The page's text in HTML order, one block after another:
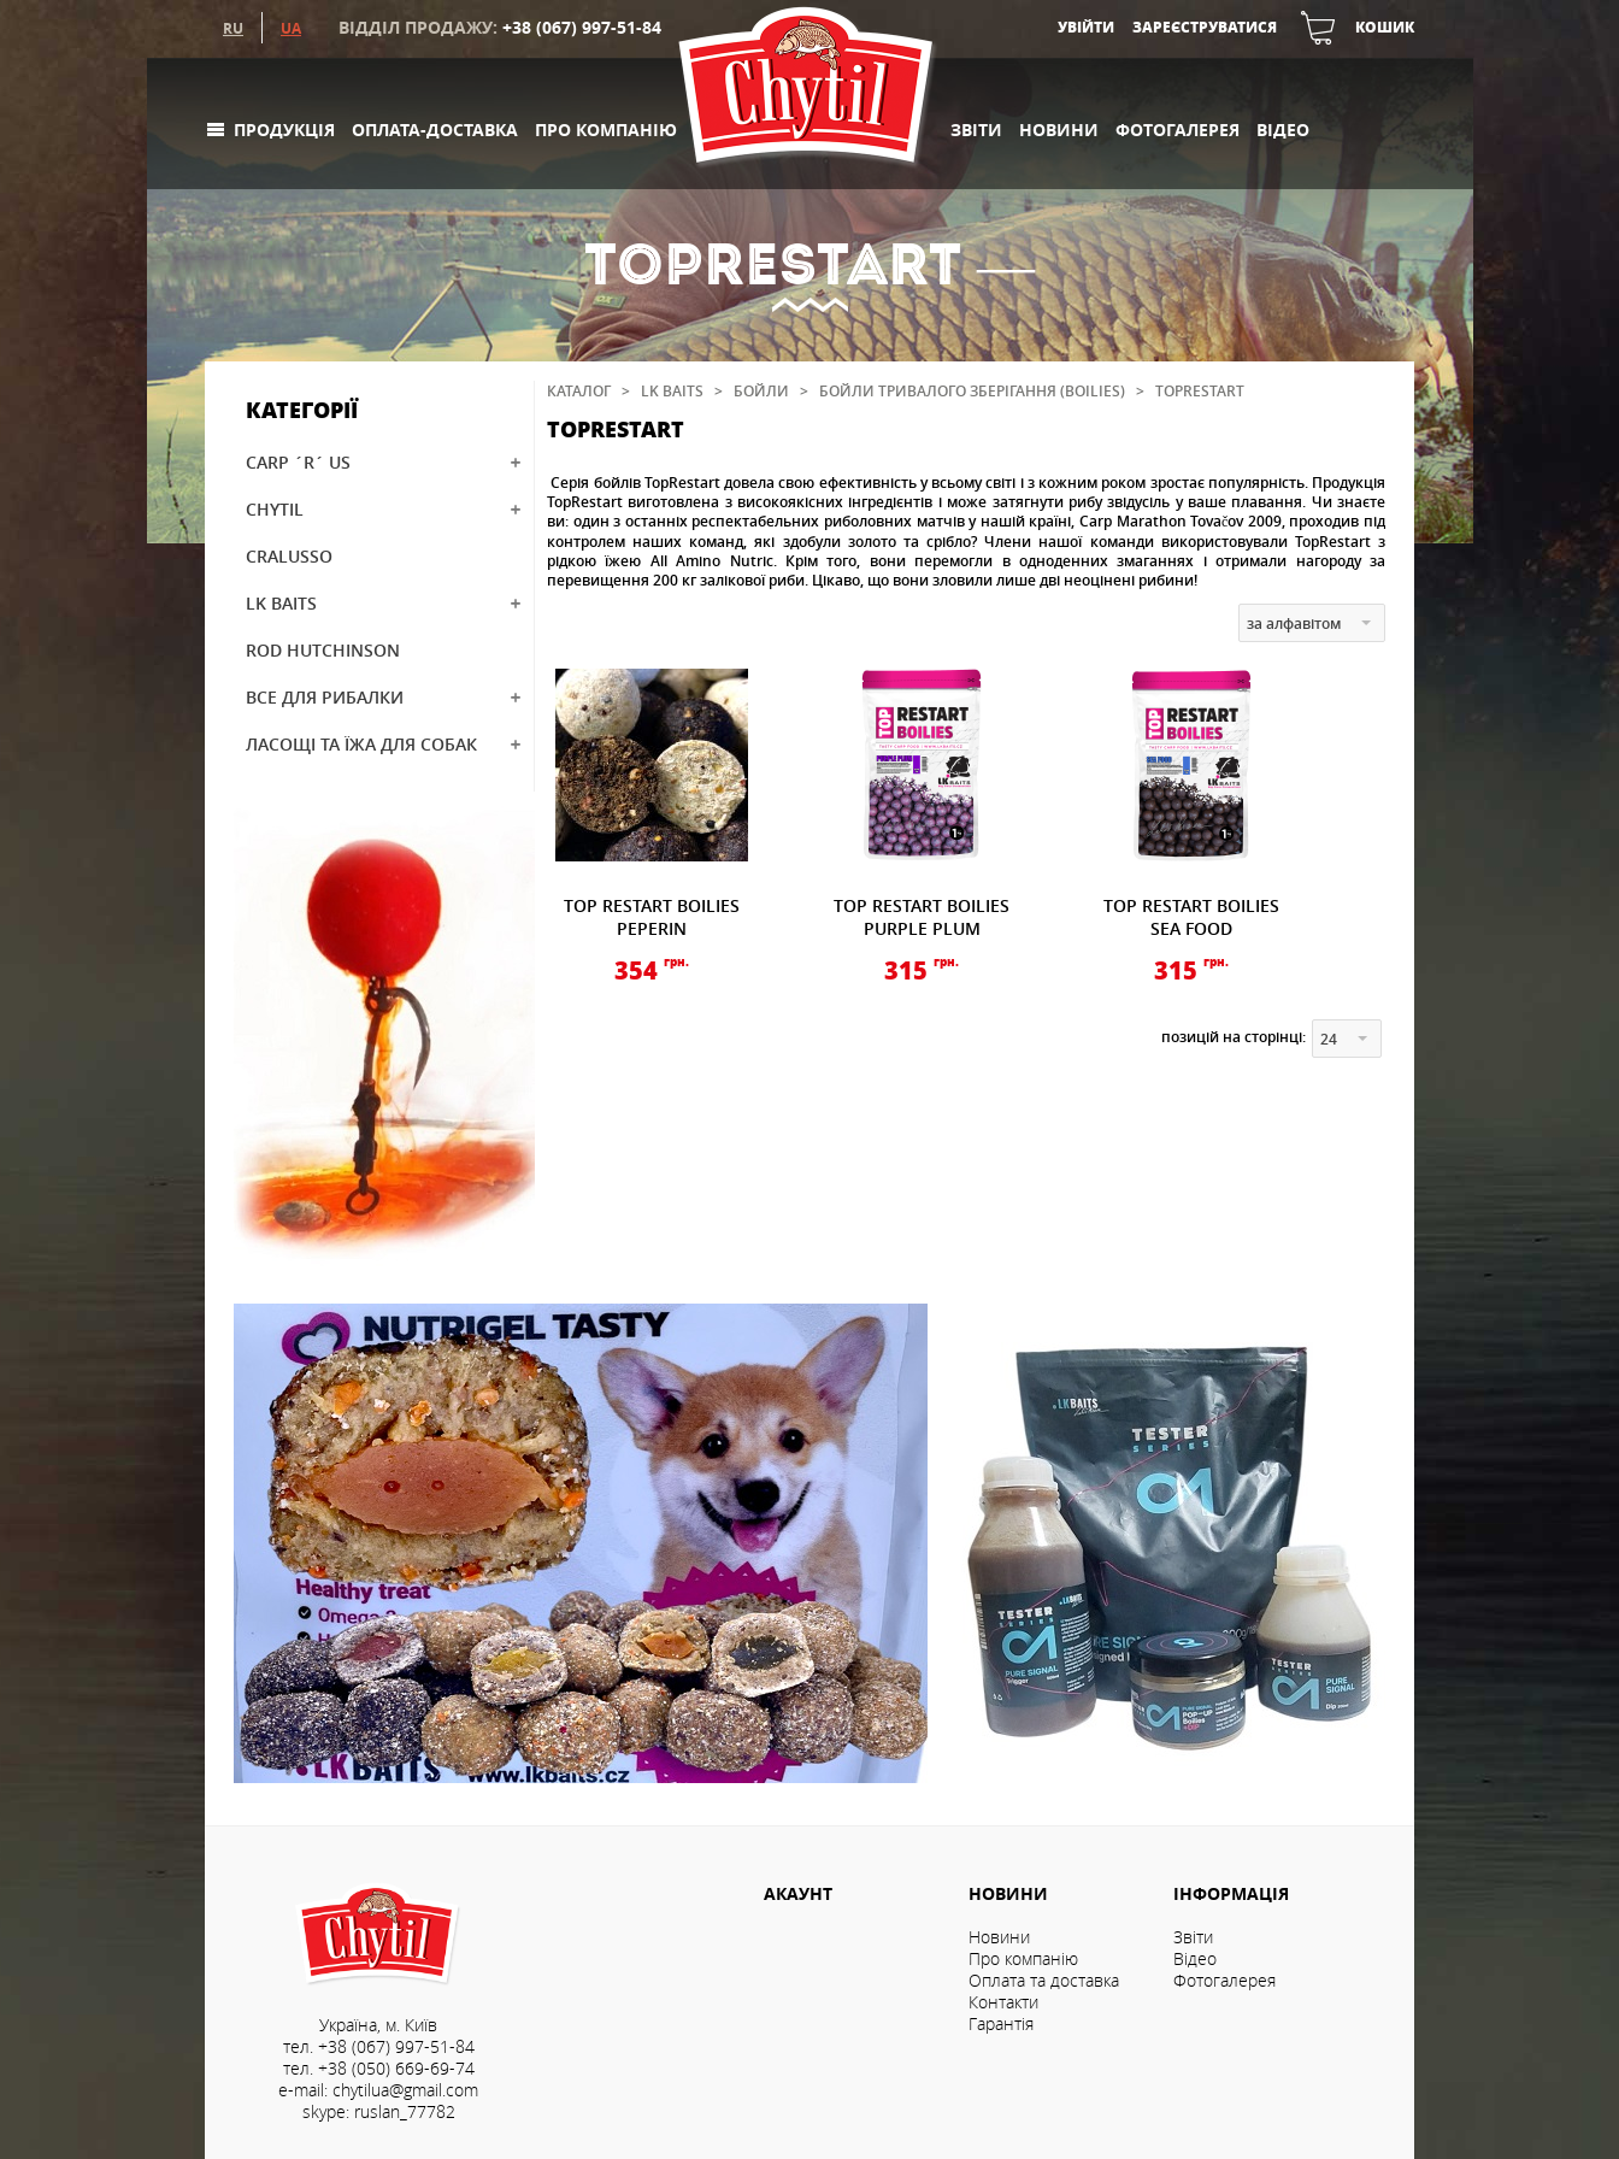
RU UA ВІДДІЛ ПРОДАЖУ: +38 (067) 997-51-84 УВІЙТИ ЗАРЕЄСТРУВАТИСЯ КОШИК
ПРОДУКЦІЯ ОПЛАТА-ДОСТАВКА ПРО КОМПАНІЮ ЗВІТИ НОВИНИ ФОТОГАЛЕРЕЯ ВІДЕО
TOPRESTART —
КАТЕГОРІЇ
CARP ´R´ US
CHYTIL
CRALUSSO
LK BAITS
ROD HUTCHINSON
ВСЕ ДЛЯ РИБАЛКИ
ЛАСОЩІ ТА ЇЖА ДЛЯ СОБАК
КАТАЛОГ> LK BAITS > БОЙЛИ > БОЙЛИ ТРИВАЛОГО ЗБЕРІГАННЯ (BOILIES) > TOPRESTART
TOPRESTART
Серія бойлів TopRestart довела свою ефективність у всьому світі і з кожним роком зростає популярність. Продукція
TopRestart виготовлена з високоякісних інгредієнтів і може затягнути рибу звідусіль у ваше плавання. Чи знаєте
ви: один з останніх респектабельних риболовних матчів у нашій країні, Carp Marathon Tovačov 2009, проходив під
контролем наших команд, які здобули золото та срібло? Члени нашої команди використовували TopRestart з
рідкою їжею All Amino Nutric. Крім того, вони перемогли в одноденних змаганнях і отримали нагороду за
перевищення 200 кг залікової риби. Цікаво, що вони зловили лише дві неоцінені рибини!
за алфавітом
TOP RESTART BOILIES
PEPERIN
354 грн.
TOP RESTART BOILIES
PURPLE PLUM
315 грн.
TOP RESTART BOILIES
SEA FOOD
315 грн.
позицій на сторінці: 24
Україна, м. Київ
тел. +38 (067) 997-51-84
тел. +38 (050) 669-69-74
e-mail: chytilua@gmail.com
skype: ruslan_77782
АКАУНТ НОВИНИ
Новини
Про компанію
Оплата та доставка
Контакти
Гарантія
ІНФОРМАЦІЯ
Звіти
Відео
Фотогалерея